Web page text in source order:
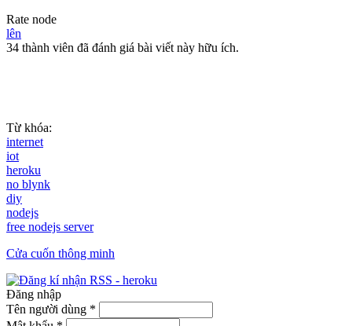
Rate node
lên
34 thành viên đã đánh giá bài viết này hữu ích.
Từ khóa:
internet
iot
heroku
no blynk
diy
nodejs
free nodejs server
Cửa cuốn thông minh
Đăng nhập
Tên người dùng *